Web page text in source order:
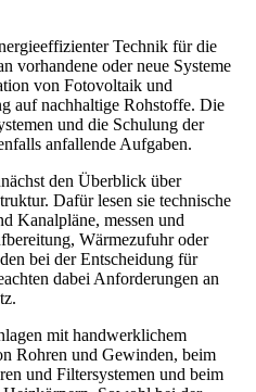
Technik für die
vorhandene oder neue Systeme
von Fotovoltaik und
auf nachhaltige Rohstoffe. Die
und die Schulung der
anfallende Aufgaben.
den Überblick über
Dafür lesen sie technische
Kanalpläne, messen und
Wärmezufuhr oder
bei der Entscheidung für
dabei Anforderungen an
mit handwerklichem
Rohren und Gewinden, beim
und Filtersystemen und beim